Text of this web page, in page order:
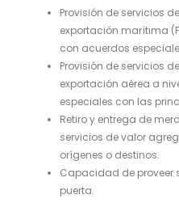
Provisión de servicios
exportación marítima
con acuerdos
Provisión de servicios
exportación aérea a
especiales con las
Retiro y entrega de
servicios de valor
orígenes o destinos.
Capacidad de proveer
puerta.